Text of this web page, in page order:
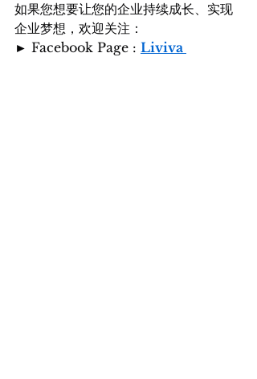
如果您想要让您的企业持续成长、实现
企业梦想，欢迎关注：
► Facebook Page : Liviva